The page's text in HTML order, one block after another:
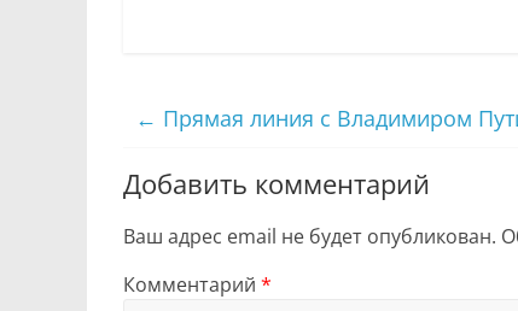
← Прямая линия с Владимиром
Добавить комментарий
Ваш адрес email не будет опубликован.
Комментарий *